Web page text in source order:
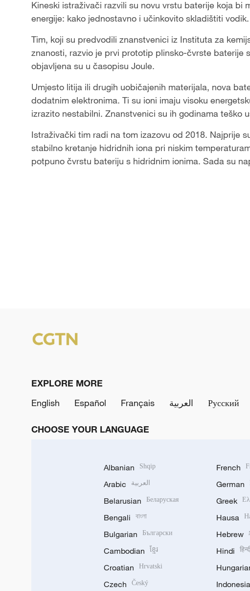
Kineski istraživači razvili su novu vrstu baterije koja bi
energije: kako jednostavno i učinkovito skladištiti vodik.
Tim, koji su predvodili znanstvenici iz Instituta za
znanosti, razvio je prvi prototip plinsko-čvrste baterije
objavljena su u časopisu Joule.
Umjesto litija ili drugih uobičajenih materijala, nova
dodatnim elektronima. Ti su ioni imaju visoku
izrazito nestabilni. Znanstvenici su ih godinama teško
Istraživački tim radi na tom izazovu od 2018. Najprije
stabilno kretanje hidridnih iona pri niskim
potpuno čvrstu bateriju s hidridnim ionima. Sada su
EXPLORE MORE
English
Español Français العربية Русский
CHOOSE YOUR LANGUAGE
Albanian Shqip
Arabic العربية
Belarusian Беларуская
Bengali বাংলা
Bulgarian Български
Cambodian ខ្មែរ
Croatian Hrvatski
Czech Český
French
German
Greek
Hausa
Hebrew
Hindi